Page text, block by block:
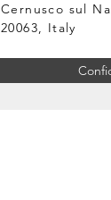
Cernusco sul
20063, Italy